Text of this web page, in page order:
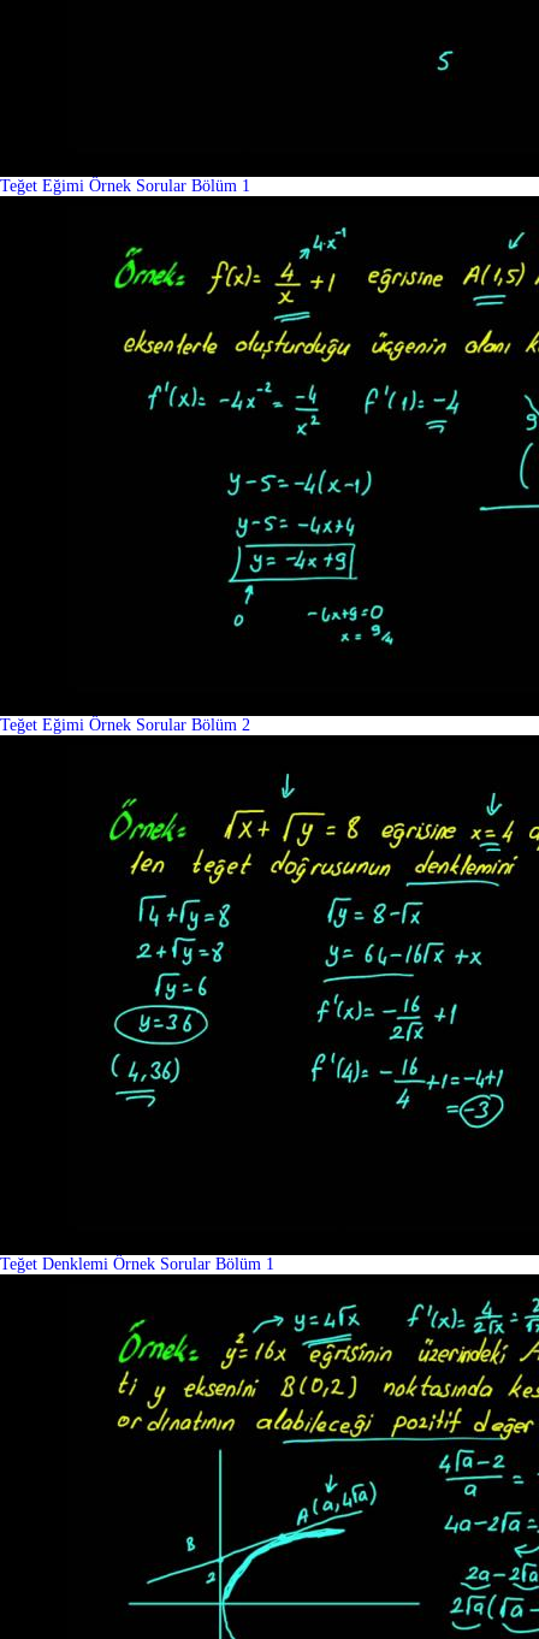
Teğet Eğimi Örnek Sorular Bölüm 1
Teğet Eğimi Örnek Sorular Bölüm 2
Teğet Denklemi Örnek Sorular Bölüm 1